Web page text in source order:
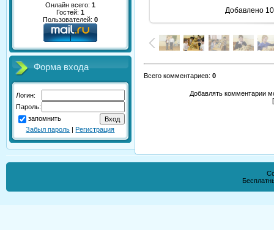
Онлайн всего: 1
Гостей: 1
Пользователей: 0
Форма входа
Логин:
Пароль:
запомнить
Забыл пароль |Регистрация
Добавлено
Всего комментариев: 0
Добавлять комментарии